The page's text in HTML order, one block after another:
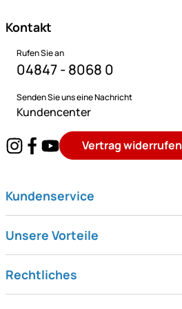
Kontakt
Rufen Sie an
04847 - 8068 0
Senden Sie uns eine Nachricht
Kundencenter
Vertrag widerrufen
Kundenservice
Unsere Vorteile
Rechtliches